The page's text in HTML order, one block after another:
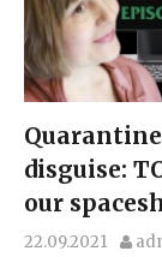
disguise:
our
22.09.2021